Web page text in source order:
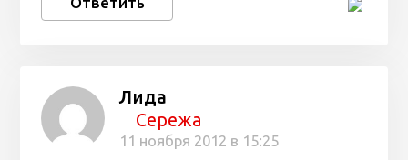
Лида
Сережа
11 ноября 2012 в 15:25